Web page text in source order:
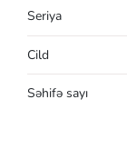
Seriya
Cild
Səhifə sayı